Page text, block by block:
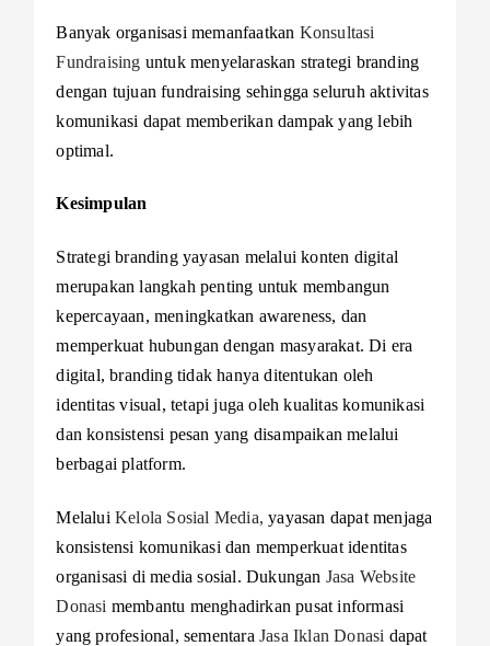
Banyak organisasi memanfaatkan Konsultasi
Fundraising untuk menyelaraskan strategi branding
dengan tujuan fundraising sehingga seluruh aktivitas
komunikasi dapat memberikan dampak yang lebih
optimal.
Kesimpulan
Strategi branding yayasan melalui konten digital
merupakan langkah penting untuk membangun
kepercayaan, meningkatkan awareness, dan
memperkuat hubungan dengan masyarakat. Di era
digital, branding tidak hanya ditentukan oleh
identitas visual, tetapi juga oleh kualitas komunikasi
dan konsistensi pesan yang disampaikan melalui
berbagai platform.
Melalui Kelola Sosial Media, yayasan dapat menjaga
konsistensi komunikasi dan memperkuat identitas
organisasi di media sosial. Dukungan Jasa Website
Donasi membantu menghadirkan pusat informasi
yang profesional, sementara Jasa Iklan Donasi dapat